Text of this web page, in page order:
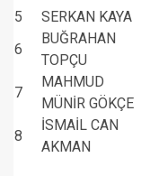
5
SERKAN KAYA
6
BUĞRAHAN
TOPÇU
7
MAHMUD
MÜNİR GÖKÇE
8
İSMAİL CAN
AKMAN